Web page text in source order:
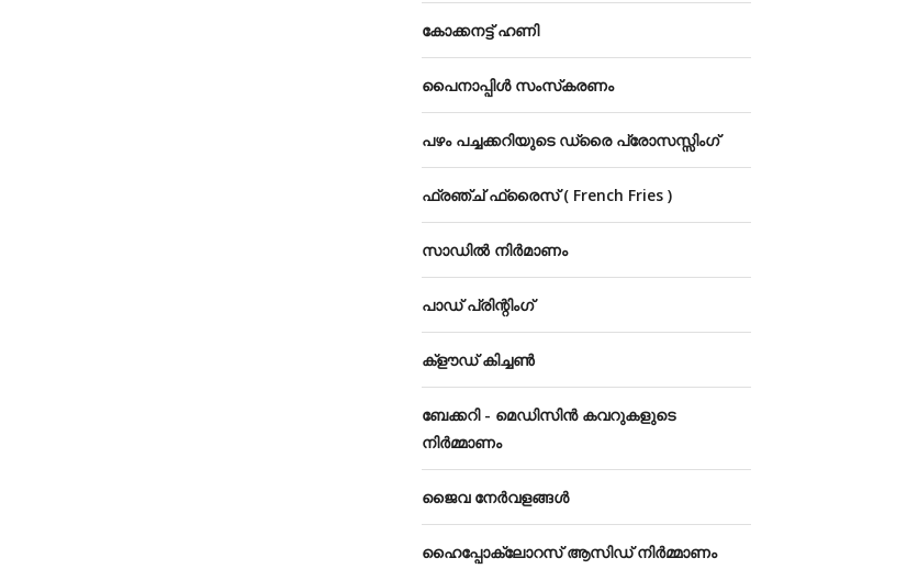
കോക്കനട്ട് ഹണി
പൈനാപ്പിൾ സംസ്‌കരണം
പഴം പച്ചക്കറിയുടെ ഡ്രൈ പ്രോസസ്സിംഗ്
ഫ്രഞ്ച് ഫ്രൈസ് ( French Fries )
സാഡിൽ നിർമാണം
പാഡ് പ്രിന്റിംഗ്
ക്‌ളൗഡ്‌ കിച്ചൺ
ബേക്കറി - മെഡിസിൻ കവറുകളുടെ
നിർമ്മാണം
ജൈവ നേർവളങ്ങൾ
ഹൈപ്പോക്ലോറസ് ആസിഡ് നിർമ്മാണം